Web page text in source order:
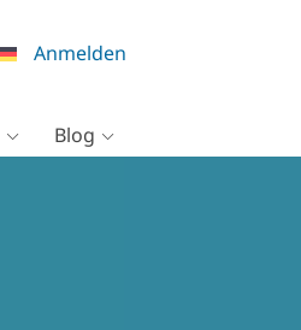
Anmelden
Blog